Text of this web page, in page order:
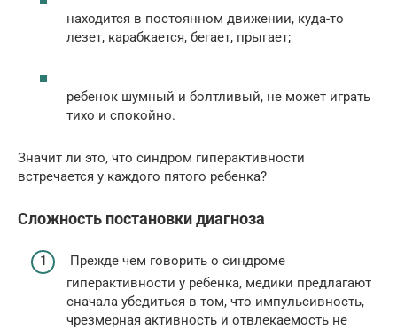
находится в постоянном движении, куда-то
лезет, карабкается, бегает, прыгает;
ребенок шумный и болтливый, не может играть
тихо и спокойно.
Значит ли это, что синдром гиперактивности
встречается у каждого пятого ребенка?
Сложность постановки диагноза
Прежде чем говорить о синдроме
гиперактивности у ребенка, медики предлагают
сначала убедиться в том, что импульсивность,
чрезмерная активность и отвлекаемость не